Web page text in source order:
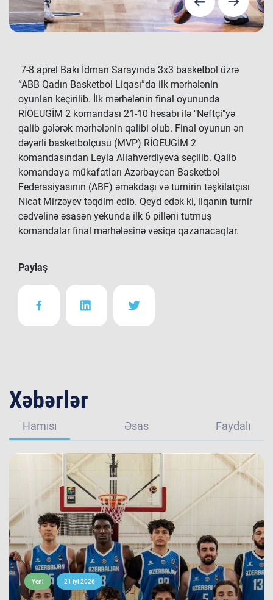
7-8 aprel Bakı İdman Sarayında 3x3 basketbol üzrə
“ABB Qadın Basketbol Liqası”da ilk mərhələnin
oyunları keçirilib. İlk mərhələnin final oyununda
RİOEUGİM 2 komandası 21-10 hesabı ilə "Neftçi"yə
qalib gələrək mərhələnin qalibi olub. Final oyunun ən
dəyərli basketbolçusu (MVP) RİOEUGİM 2
komandasından Leyla Allahverdiyeva seçilib. Qalib
komandaya mükafatları Azərbaycan Basketbol
Federasiyasının (ABF) əməkdaşı və turnirin təşkilatçısı
Nicat Mirzəyev təqdim edib. Qeyd edək ki, liqanın turnir
cədvəlinə əsasən yekunda ilk 6 pilləni tutmuş
komandalar final mərhələsinə vəsiqə qazanacaqlar.
Paylaş
Xəbərlər
Hamısı Əsas Faydalı
Yeni 21 iyl 2026